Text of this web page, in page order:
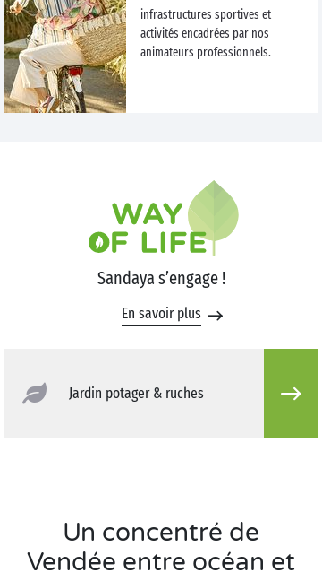
infrastructures sportives et
activités encadrées par nos
animateurs professionnels.
Sandaya s’engage !
En savoir plus
Jardin potager & ruches
Un concentré de
Vendée entre océan et